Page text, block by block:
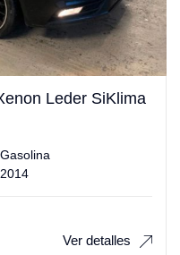
Leder SiKlima
Gasolina
2014
Ver detalles